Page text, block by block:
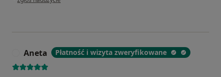
Aneta Płatność i wizyta zweryfikowane